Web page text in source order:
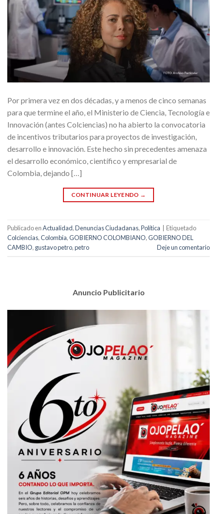
Por primera vez en dos décadas, y a menos de cinco semanas
para que termine el año, el Ministerio de Ciencia, Tecnología e
Innovación (antes Colciencias) no ha abierto la convocatoria
de incentivos tributarios para proyectos de investigación,
desarrollo e innovación. Este hecho sin precedentes amenaza
el desarrollo económico, científico y empresarial de
Colombia, dejando […]
CONTINUAR LEYENDO →
Publicado enActualidad,Denuncias Ciudadanas,Política
Etiquetado
Colciencias,Colombia,GOBIERNO COLOMBIANO,GOBIERNO DEL
CAMBIO, gustavo petro,petro Deje un comentario
Anuncio Publicitario